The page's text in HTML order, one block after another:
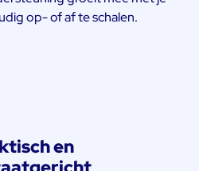
op- of af te schalen.
en